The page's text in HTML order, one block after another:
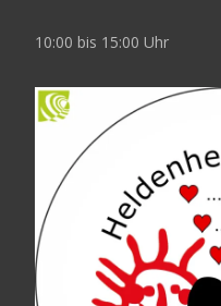
10:00 bis 15:00 Uhr